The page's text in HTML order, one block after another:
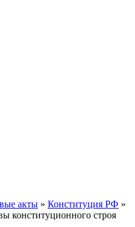
акты » Конституция РФ »
конституционного строя